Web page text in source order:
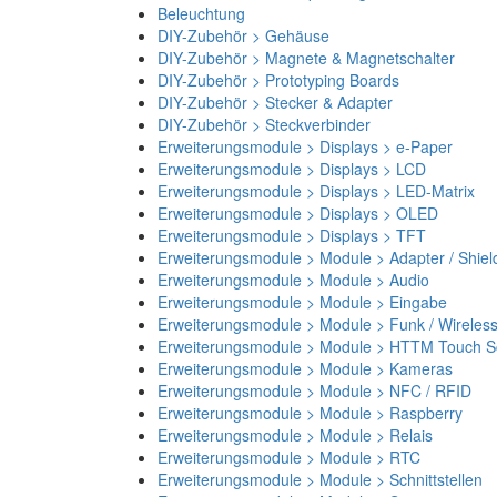
Beleuchtung
DIY-Zubehör > Gehäuse
DIY-Zubehör > Magnete & Magnetschalter
DIY-Zubehör > Prototyping Boards
DIY-Zubehör > Stecker & Adapter
DIY-Zubehör > Steckverbinder
Erweiterungsmodule > Displays > e-Paper
Erweiterungsmodule > Displays > LCD
Erweiterungsmodule > Displays > LED-Matrix
Erweiterungsmodule > Displays > OLED
Erweiterungsmodule > Displays > TFT
Erweiterungsmodule > Module > Adapter /
Erweiterungsmodule > Module > Audio
Erweiterungsmodule > Module > Eingabe
Erweiterungsmodule > Module > Funk / Wireless
Erweiterungsmodule > Module > HTTM Touch
Erweiterungsmodule > Module > Kameras
Erweiterungsmodule > Module > NFC / RFID
Erweiterungsmodule > Module > Raspberry
Erweiterungsmodule > Module > Relais
Erweiterungsmodule > Module > RTC
Erweiterungsmodule > Module > Schnittstellen